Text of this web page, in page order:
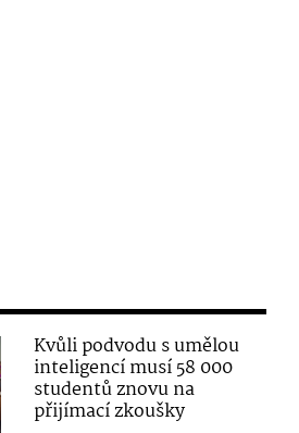
Kvůli podvodu s umělou
inteligencí musí 58 000
studentů znovu na
přijímací zkoušky